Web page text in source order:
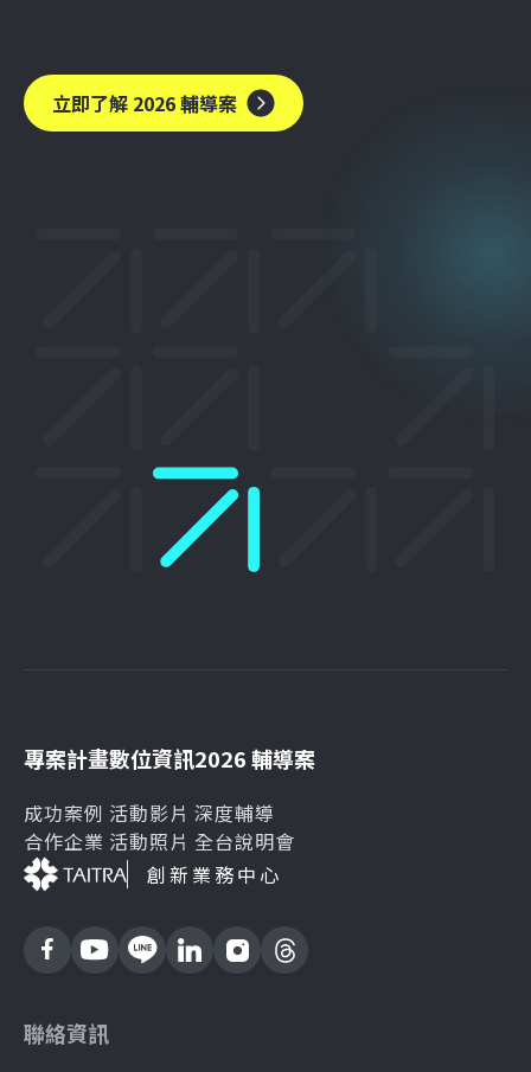
立即了解 2026 輔導案
專案計畫
成功案例
合作企業
數位資訊
活動影片
活動照片
2026 輔導案
深度輔導
全台說明會
創新業務中心
聯絡資訊